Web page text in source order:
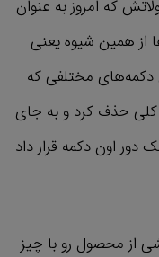
که امروز به عنوان
از همین شیوه یعنی
دکمه‌های مختلفی که
کلی حذف کرد و به جای
دور اون دکمه قرار داد
از محصول رو با چیز